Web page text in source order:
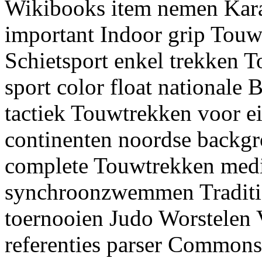
Wikibooks item nemen
important Indoor grip
Schietsport enkel trekken
sport color float nationale
tactiek Touwtrekken voor
continenten noordse
complete Touwtrekken
synchroonzwemmen
toernooien Judo Worstelen
referenties parser